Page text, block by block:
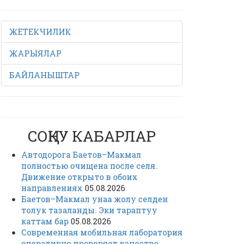
ЖЕТЕКЧИЛИК
ЖАРЫЯЛАР
БАЙЛАНЫШТАР
СОҢКУ КАБАРЛАР
Автодорога Баетов–Макмал
полностью очищена после селя.
Движение открыто в обоих
направлениях 05.08.2026
Баетов–Макмал унаа жолу селден
толук тазаланды. Эки тараптуу
каттам бар 05.08.2026
Современная мобильная лаборатория